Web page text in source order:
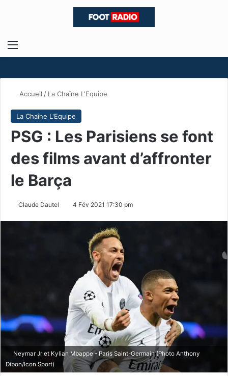
Menu
Accueil / La Chaîne L'Equipe
La Chaîne L'Equipe
PSG : Les Parisiens se font
des films avant d’affronter
le Barça
Claude Dautel 4 Fév 2021 17:30 pm
Neymar Jr et Kylian Mbappe - Paris Saint-Germain (Photo Anthony
Dibon/Icon Sport)